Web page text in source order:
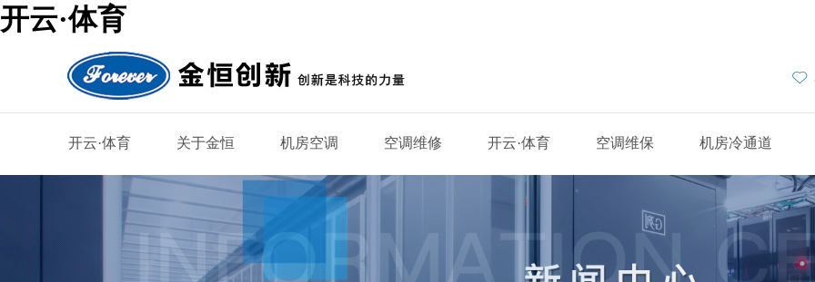
开云·体育
开云·体育 关于金恒 机房空调 空调维修 开云·体育 空调维保 机房冷通道